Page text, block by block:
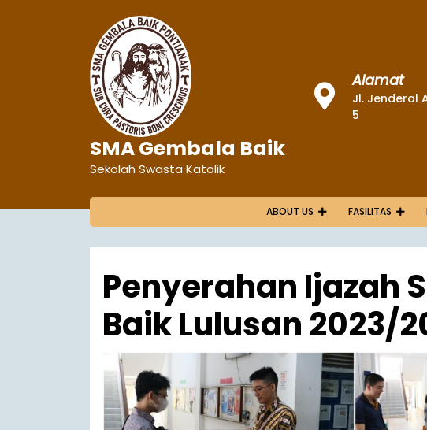
SMA Gembala Baik
Sekolah Swasta Katolik
Alamat
Jl. Jenderal
5
ABOUT US FASILITAS
Penyerahan Ijazah
Baik Lulusan 2023/